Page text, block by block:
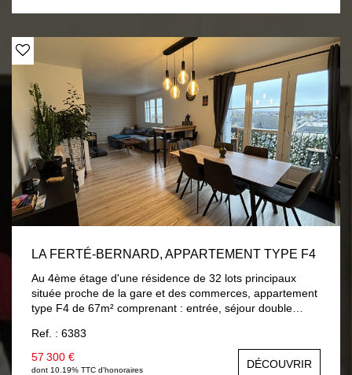
LA FERTÉ-BERNARD, APPARTEMENT TYPE F4
Au 4ème étage d'une résidence de 32 lots principaux
située proche de la gare et des commerces, appartement
type F4 de 67m² comprenant : entrée, séjour double
placards desservant deux chambres 9.50m² et 10m² dont
une avec balcon, salle de bains 4m², wc. Cave. Huisseries
PVC double vitrage. Chauffage collectif fuel. Charges
Ref. : 6383
57 300 €
dont 10.19% TTC d'honoraires DÉCOUVRIR